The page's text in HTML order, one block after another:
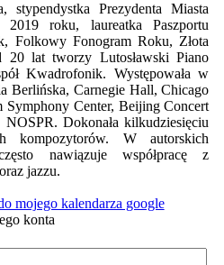
Prezydenta Miasta
2019 roku, laureatka Paszportu
Folkowy Fonogram Roku, Złota
20 lat tworzy Lutosławski Piano
Kwadrofonik. Występowała w
Berlińska, Carnegie Hall, Chicago
Symphony Center, Beijing Concert
Dokonała kilkudziesięciu
kompozytorów. W autorskich
nawiązuje współpracę z
jazzu.
mojego kalendarza google
konta